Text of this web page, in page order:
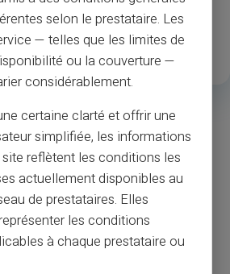
35
Țări disponibile
selon le prestataire. Les
— telles que les limites de
ou la couverture —
considérablement.
certaine clarté et offrir une
simplifiée, les informations
reflètent les conditions les
actuellement disponibles au
de prestataires. Elles
les conditions
à chaque prestataire ou